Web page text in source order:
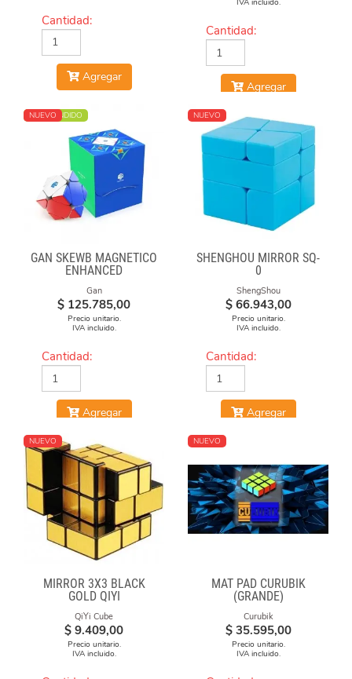
Cantidad:
Agregar
IVA incluido.
Cantidad:
Agregar
MÁS VENDIDO
NUEVO
GAN SKEWB MAGNETICO
ENHANCED
Gan
$ 125.785,00
Precio unitario.
IVA incluido.
Cantidad:
Agregar
NUEVO
SHENGHOU MIRROR SQ-
0
ShengShou
$ 66.943,00
Precio unitario.
IVA incluido.
Cantidad:
Agregar
NUEVO
MIRROR 3X3 BLACK
GOLD QIYI
QiYi Cube
$ 9.409,00
Precio unitario.
IVA incluido.
NUEVO
MAT PAD CURUBIK
(GRANDE)
Curubik
$ 35.595,00
Precio unitario.
IVA incluido.